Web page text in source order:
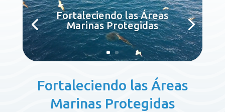
Fortaleciendo las Áreas
Marinas Protegidas
de
vídeo
Fortaleciendo las Áreas
Marinas Protegidas